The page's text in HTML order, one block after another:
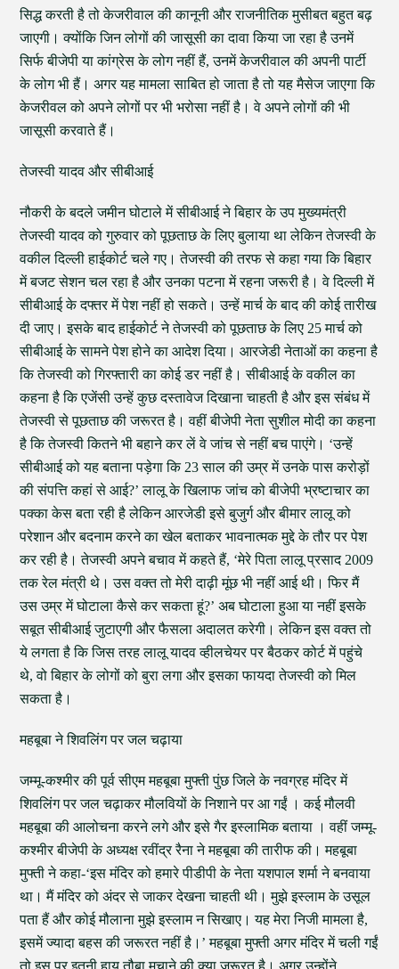
सिद्ध करती है तो केजरीवाल की कानूनी और राजनीतिक मुसीबत बहुत बढ़
जाएगी। क्योंकि जिन लोगों की जासूसी का दावा किया जा रहा है उनमें
सिर्फ बीजेपी या कांग्रेस के लोग नहीं हैं, उनमें केजरीवाल की अपनी पार्टी
के लोग भी हैं। अगर यह मामला साबित हो जाता है तो यह मैसेज जाएगा कि
केजरीवल को अपने लोगों पर भी भरोसा नहीं है। वे अपने लोगों की भी
जासूसी करवाते हैं।
तेजस्वी यादव और सीबीआई
नौकरी के बदले जमीन घोटाले में सीबीआई ने बिहार के उप मुख्यमंत्री
तेजस्वी यादव को गुरुवार को पूछताछ के लिए बुलाया था लेकिन तेजस्वी के
वकील दिल्ली हाईकोर्ट चले गए। तेजस्वी की तरफ से कहा गया कि बिहार
में बजट सेशन चल रहा है और उनका पटना में रहना जरूरी है। वे दिल्ली में
सीबीआई के दफ्तर में पेश नहीं हो सकते। उन्हें मार्च के बाद की कोई तारीख
दी जाए। इसके बाद हाईकोर्ट ने तेजस्वी को पूछताछ के लिए 25 मार्च को
सीबीआई के सामने पेश होने का आदेश दिया। आरजेडी नेताओं का कहना है
कि तेजस्वी को गिरफ्तारी का कोई डर नहीं है। सीबीआई के वकील का
कहना है कि एजेंसी उन्हें कुछ दस्तावेज दिखाना चाहती है और इस संबंध में
तेजस्वी से पूछताछ की जरूरत है। वहीं बीजेपी नेता सुशील मोदी का कहना
है कि तेजस्वी कितने भी बहाने कर लें वे जांच से नहीं बच पाएंगे। ‘उन्हें
सीबीआई को यह बताना पड़ेगा कि 23 साल की उम्र में उनके पास करोड़ों
की संपत्ति कहां से आई?’ लालू के खिलाफ जांच को बीजेपी भ्रष्टाचार का
पक्का केस बता रही है लेकिन आरजेडी इसे बुजुर्ग और बीमार लालू को
परेशान और बदनाम करने का खेल बताकर भावनात्मक मुद्दे के तौर पर पेश
कर रही है। तेजस्वी अपने बचाव में कहते हैं, ‘मेरे पिता लालू प्रसाद 2009
तक रेल मंत्री थे। उस वक्त तो मेरी दाढ़ी मूंछ भी नहीं आई थी। फिर मैं
उस उम्र में घोटाला कैसे कर सकता हूं?’ अब घोटाला हुआ या नहीं इसके
सबूत सीबीआई जुटाएगी और फैसला अदालत करेगी। लेकिन इस वक्त तो
ये लगता है कि जिस तरह लालू यादव व्हीलचेयर पर बैठकर कोर्ट में पहुंचे
थे, वो बिहार के लोगों को बुरा लगा और इसका फायदा तेजस्वी को मिल
सकता है।
महबूबा ने शिवलिंग पर जल चढ़ाया
जम्मू-कश्मीर की पूर्व सीएम महबूबा मुफ्ती पुंछ जिले के नवग्रह मंदिर में
शिवलिंग पर जल चढ़ाकर मौलवियों के निशाने पर आ गईं । कई मौलवी
महबूबा की आलोचना करने लगे और इसे गैर इस्लामिक बताया । वहीं जम्मू-
कश्मीर बीजेपी के अध्यक्ष रवींद्र रैना ने महबूबा की तारीफ की। महबूबा
मुफ्ती ने कहा-‘इस मंदिर को हमारे पीडीपी के नेता यशपाल शर्मा ने बनवाया
था। मैं मंदिर को अंदर से जाकर देखना चाहती थी। मुझे इस्लाम के उसूल
पता हैं और कोई मौलाना मुझे इस्लाम न सिखाए। यह मेरा निजी मामला है,
इसमें ज्यादा बहस की जरूरत नहीं है।’ महबूबा मुफ्ती अगर मंदिर में चली गईं
तो इस पर इतनी हाय तौबा मचाने की क्या जरूरत है। अगर उन्होंने